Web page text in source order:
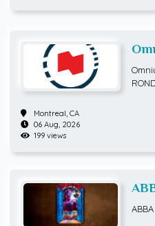
Montreal, CA
06 Aug, 2026
199 views